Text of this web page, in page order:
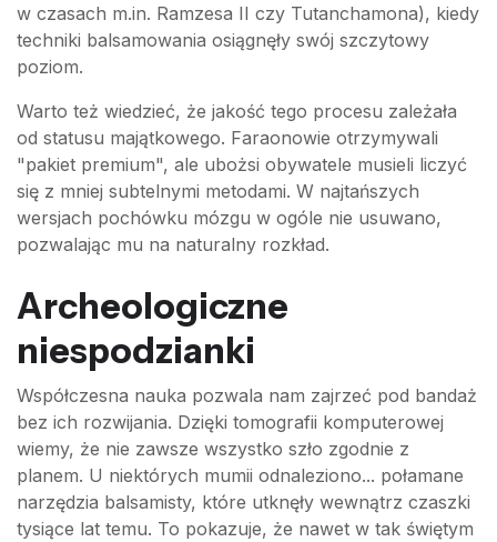
w czasach m.in. Ramzesa II czy Tutanchamona), kiedy
techniki balsamowania osiągnęły swój szczytowy
poziom.
Warto też wiedzieć, że jakość tego procesu zależała
od statusu majątkowego. Faraonowie otrzymywali
"pakiet premium", ale ubożsi obywatele musieli liczyć
się z mniej subtelnymi metodami. W najtańszych
wersjach pochówku mózgu w ogóle nie usuwano,
pozwalając mu na naturalny rozkład.
Archeologiczne
niespodzianki
Współczesna nauka pozwala nam zajrzeć pod bandaż
bez ich rozwijania. Dzięki tomografii komputerowej
wiemy, że nie zawsze wszystko szło zgodnie z
planem. U niektórych mumii odnaleziono... połamane
narzędzia balsamisty, które utknęły wewnątrz czaszki
tysiące lat temu. To pokazuje, że nawet w tak świętym